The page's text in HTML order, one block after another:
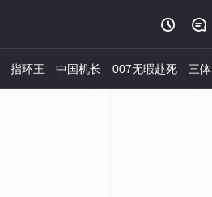
 
指环王 中国机长 007无暇赴死 三体